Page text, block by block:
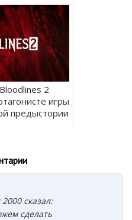
2
игры
предыстории
сказал:
сделать